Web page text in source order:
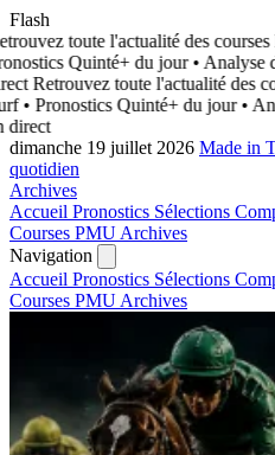
Flash
toute l'actualité des
Quinté+ du jour • Analyse
Retrouvez toute l'actualité des
• Pronostics Quinté+ du jour •
direct
dimanche 19 juillet 2026 Made in
quotidien
Archives
Accueil Pronostics Sélections
Courses PMU Archives
Navigation
Accueil Pronostics Sélections
Courses PMU Archives